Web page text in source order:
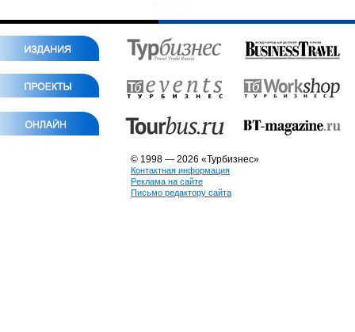
© 1998 — 2026 «Турбизнес»
Контактная информация
Реклама на сайте
Письмо редактору сайта